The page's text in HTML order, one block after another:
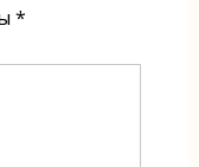
*